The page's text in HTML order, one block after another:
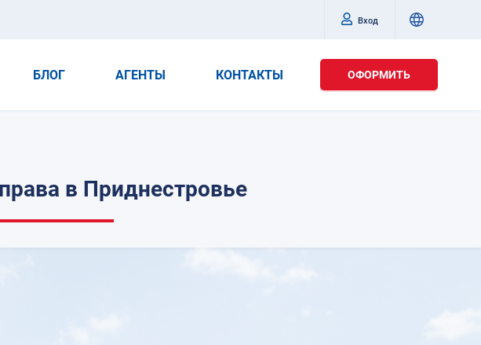
Вход
БЛОГ АГЕНТЫ КОНТАКТЫ ОФОРМИТЬ
в Приднестровье